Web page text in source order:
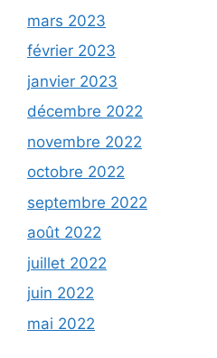
mars 2023
février 2023
janvier 2023
décembre 2022
novembre 2022
octobre 2022
septembre 2022
août 2022
juillet 2022
juin 2022
mai 2022